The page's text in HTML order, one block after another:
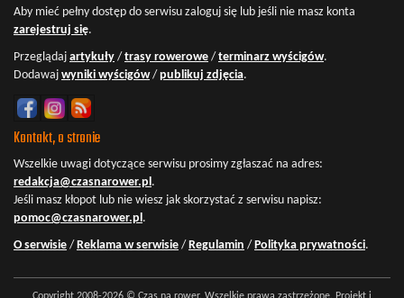
Aby mieć pełny dostęp do serwisu zaloguj się lub jeśli nie masz konta
zarejestruj się.
Przeglądaj artykuły / trasy rowerowe / terminarz wyścigów.
Dodawaj wyniki wyścigów/ publikuj zdjęcia.
Kontakt, o stronie
Wszelkie uwagi dotyczące serwisu prosimy zgłaszać na adres:
redakcja@czasnarower.pl.
Jeśli masz kłopot lub nie wiesz jak skorzystać z serwisu napisz:
pomoc@czasnarower.pl.
O serwisie / Reklama w serwisie / Regulamin / Polityka prywatności.